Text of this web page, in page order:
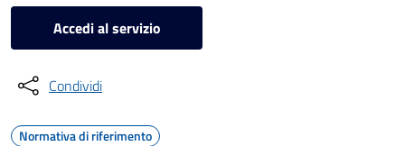
Accedi al servizio
Condividi
Normativa di riferimento